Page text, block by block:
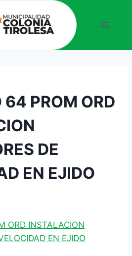
64 PROM ORD
DE
EN EJIDO
ORD INSTALACION
EN EJIDO